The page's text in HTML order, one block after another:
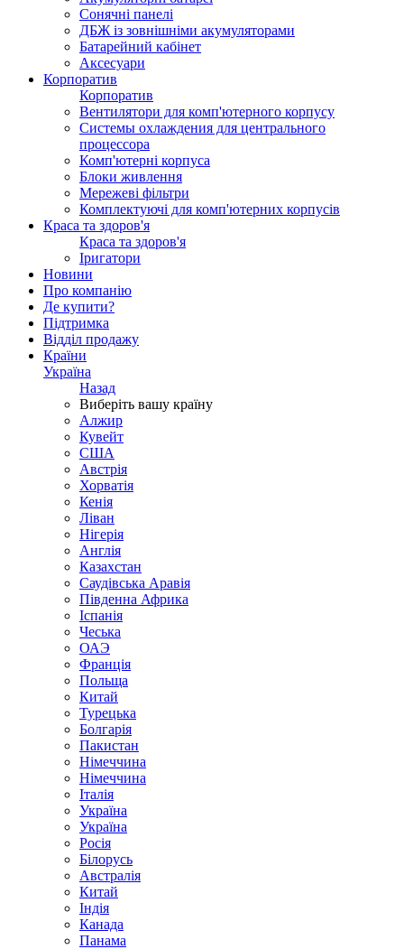
Сонячні панелі
ДБЖ із зовнішніми акумуляторами
Батарейний кабінет
Аксесуари
Корпоратив
Корпоратив
Вентилятори для комп'ютерного корпусу
Системы охлаждения для центрального
процессора
Комп'ютерні корпуса
Блоки живлення
Мережеві фільтри
Комплектуючі для комп'ютерних корпусів
Краса та здоров'я
Краса та здоров'я
Іригатори
Новини
Про компанію
Де купити?
Підтримка
Відділ продажу
Країни
Україна
Назад
Виберіть вашу країну
Алжир
Кувейт
США
Австрія
Хорватія
Кенія
Ліван
Нігерія
Англія
Казахстан
Саудівська Аравія
Південна Африка
Іспанія
Чеська
ОАЭ
Франція
Польща
Китай
Турецька
Болгарія
Пакистан
Німеччина
Німеччина
Італія
Україна
Україна
Росія
Білорусь
Австралія
Китай
Індія
Канада
Панама